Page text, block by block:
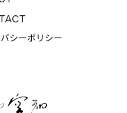
シーポリシー